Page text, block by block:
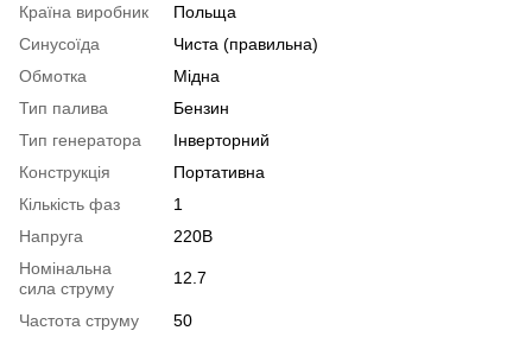
Країна виробник
Польща
Синусоїда
Чиста (правильна)
Обмотка
Мідна
Тип палива
Бензин
Тип генератора
Інверторний
Конструкція
Портативна
Кількість фаз
1
Напруга
220В
Номінальна
сила струму
12.7
Частота струму
50